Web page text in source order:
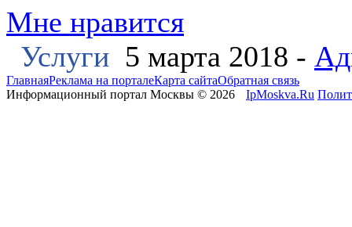
Мне нравится
Услуги 5 марта 2018 -
ГлавнаяРеклама на порталеКарта сайтаОбратная связь
Информационный портал Москвы © 2026
IpMoskva.Ru